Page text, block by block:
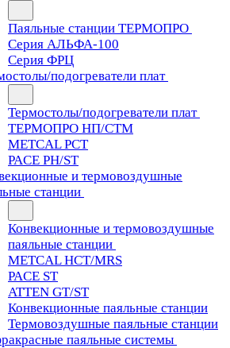
Паяльные станции ТЕРМОПРО
Серия АЛЬФА-100
Серия ФРЦ
подогреватели плат
Термостолы/подогреватели плат
ТЕРМОПРО НП/СТМ
METCAL PCT
PACE PH/ST
и термовоздушные
станции
Конвекционные и термовоздушные
паяльные станции
METCAL HCT/MRS
PACE ST
ATTEN GT/ST
Конвекционные паяльные станции
Термовоздушные паяльные станции
паяльные системы